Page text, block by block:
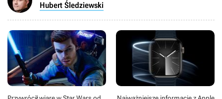
Hubert Śledziewski